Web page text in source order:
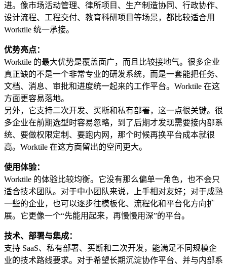
进。像市场活动管理、律所项目、生产制造协同、行政协作、
设计流程、工程交付、教育科研项目等场景，都比较适合用
Worktile 统一承接。
优势亮点：
Worktile 的最大优势是覆盖面广，而且比较接地气。很多企业
真正缺的不是一个非常专业的研发系统，而是一套能把任务、
文档、消息、审批和进度统一起来的工作平台。Worktile 在这
方面更容易落地。
另外，它支持二次开发、买断和私有部署，这一点很关键。很
多企业在前期选型时容易忽略，到了后期才发现需要接内部系
统、要做权限定制、要跑内网，那个时候再换平台成本就很
高。Worktile 在这方面留出的空间更大。
使用体验：
Worktile 的体验比较均衡。它没有那么偏单一角色，也不会只
适合技术团队。对于中小团队来说，上手相对友好；对于成熟
一些的企业，也可以逐步往模板化、流程化和平台化方向扩
展。它更像一个“先能用起来，再慢慢用深”的平台。
技术、部署与集成：
支持 SaaS、私有部署、买断和二次开发，能满足不同规模企
业的技术路线要求。对于希望长期沉淀协作平台、并与内部系